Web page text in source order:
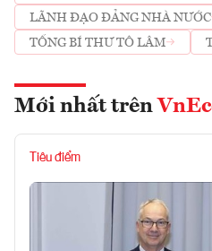
LÃNH ĐẠO ĐẢNG NHÀ NƯỚC
TỔNG BÍ THƯ TÔ LÂM
Mới nhất trên
Tiêu điểm